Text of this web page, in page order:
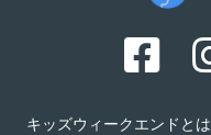
キッズウィークエンドとは